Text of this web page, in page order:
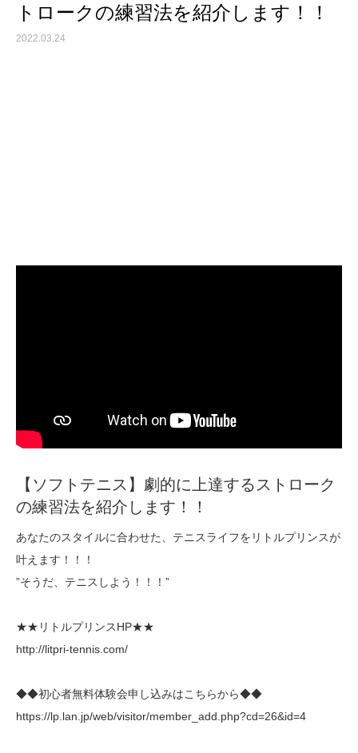
トロークの練習法を紹介します！！
2022.03.24
【ソフトテニス】劇的に上達するストローク
の練習法を紹介します！！
あなたのスタイルに合わせた、テニスライフをリトルプリンスが
叶えます！！！
”そうだ、テニスしよう！！！”
★★リトルプリンスHP★★
http://litpri-tennis.com/
◆◆初心者無料体験会申し込みはこちらから◆◆
https://lp.lan.jp/web/visitor/member_add.php?cd=26&id=4